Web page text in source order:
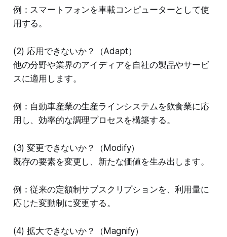
例：スマートフォンを車載コンピューターとして使
用する。
(2) 応用できないか？（Adapt）
他の分野や業界のアイディアを自社の製品やサービ
スに適用します。
例：自動車産業の生産ラインシステムを飲食業に応
用し、効率的な調理プロセスを構築する。
(3) 変更できないか？（Modify）
既存の要素を変更し、新たな価値を生み出します。
例：従来の定額制サブスクリプションを、利用量に
応じた変動制に変更する。
(4) 拡大できないか？（Magnify）